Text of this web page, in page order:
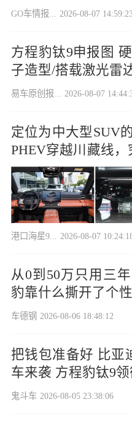
合适?
GO车情报... 2026-08-07
方程豹钛9申报图
子造型/搭载激光雷
易车原创报... 2026-08-07
定位为中大型SUV
PHEV穿越川藏线
刃有余？
港口海星9... 2026-08-07
从0到50万只用三
豹靠什么撕开了个
车德钢 2026-08-06 18:48:12
把钱包准备好 比亚
车来袭 方程豹钛9领
鬼斗车 2026-08-05 23:38:06